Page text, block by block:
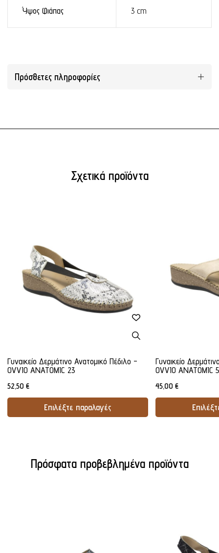
Ύψος Φιάπας 3 cm
Πρόσθετες πληροφορίες
Σχετικά προϊόντα
Γυναικείο Δερμάτινο Ανατομικό Πέδιλο -
OVVIO ANATOMIC 23
52,50 €
Επιλέξτε παραλαγές
Γυναικείο
OVVIO ANATOMIC
45,00 €
Πρόσφατα προβεβλημένα προϊόντα